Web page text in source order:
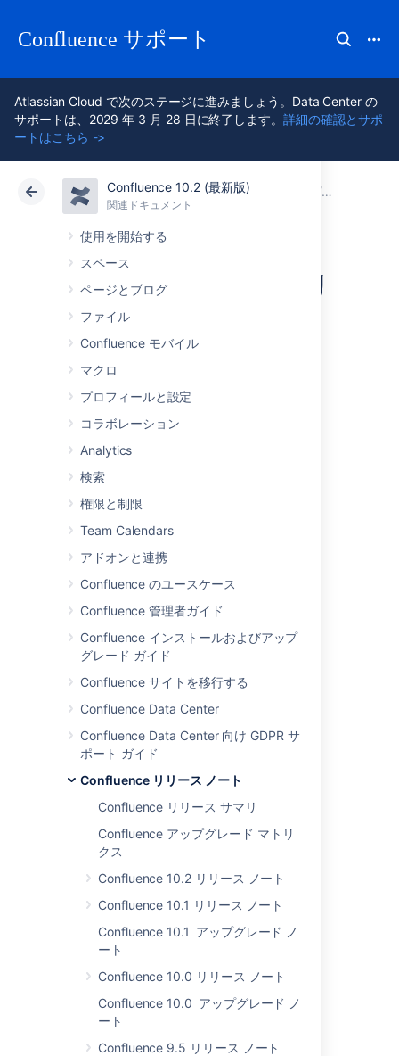
Confluence サポート
Atlassian Cloud で次のステージに進みましょう。Data Center の
サポートは、2029 年 3 月 28 日に終了します。詳細の確認とサポ
ートはこちら ->
Confluence 10.2 (最新版)
関連ドキュメント
使用を開始する
スペース
ページとブログ
ファイル
Confluence モバイル
マクロ
プロフィールと設定
コラボレーション
Analytics
検索
権限と制限
Team Calendars
アドオンと連携
Confluence のユースケース
Confluence 管理者ガイド
Confluence インストールおよびアップ
グレード ガイド
Confluence サイトを移行する
Confluence Data Center
Confluence Data Center 向け GDPR サ
ポート ガイド
Confluence リリース ノート
Confluence リリース サマリ
Confluence アップグレード マトリ
クス
Confluence 10.2 リリース ノート
Confluence 10.1 リリース ノート
Confluence 10.1 アップグレード ノ
ート
Confluence 10.0 リリース ノート
Confluence 10.0 アップグレード ノ
ート
Confluence 9.5 リリース ノート
アトラシアン サポート Confluence 10.2
関連ドキュメント
クラウド Data Center 10.2
Confluence 2.7 リリ
ース ノート
12 December 2007:
pleasure, the Atlassian
Confluence team presents
Confluence 2.7.
Confluence 2.7
improvements for administrators
and end-users alike.
Administrators can set up
trusted communication between
Confluence andJIRA
The JIRA Issues and JIRA Portlet
macros will show only the issues
which the Confluence user is
authorized to see. You no longer
need to include a username and
password in the markup code.
ステム管理者は、一部の機能をチ
ーム リーダーやマネージャーに委
素化され、管理者は実行時にログ
レベルを変更することができま
す。ユーザー管理フレームワーク
速化されます。
ギャラリー マクロで画像の並べ替
えを実行できるようになりまし
た。また、ページやニュース項目
されるのを待たずに、すぐに画像
やファイルを添付することができ
ます。
Upgrading to Confluence
withactiveConfluence
software maintenance as
at 12 December 2007.